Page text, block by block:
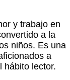
y trabajo en
a la
niños. Es una
a
hábito lector.